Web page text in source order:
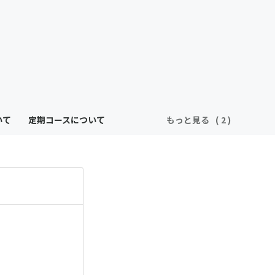
定期コースについて もっと見る